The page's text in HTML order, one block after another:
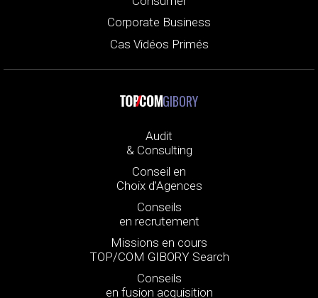
Corporate Business
Cas Vidéos Primés
GIBORY
Audit
& Consulting
Conseil en
Choix d’Agences
Conseils
en recrutement
Missions en cours
TOP/COM GIBORY Search
Conseils
en fusion acquisition